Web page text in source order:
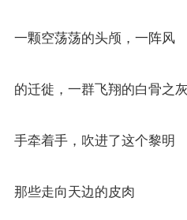
一颗空荡荡的头颅，一阵风
的迁徙，一群飞翔的白骨之灰
手牵着手，吹进了这个黎明
那些走向天边的皮肉